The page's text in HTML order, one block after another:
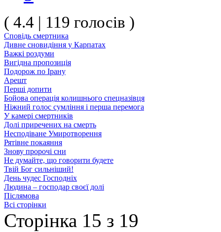
( 4.4 | 119 голосів )
Сповідь смертника
Дивне сновидіння у Карпатах
Важкі роздуми
Вигідна пропозиція
Подорож по Ірану
Арешт
Перші допити
Бойова операція колишнього спецназівця
Ніжний голос сумління і перша перемога
У камері смертників
Долі приречених на смерть
Несподіване Умиротворення
Рятівне покаяння
Знову пророчі сни
Не думайте, що говорити будете
Твій Бог сильніший!
День чудес Господніх
Людина – господар своєї долі
Післямова
Всі сторінки
Сторінка 15 з 19